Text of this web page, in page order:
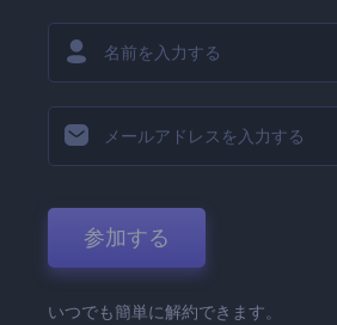
参加する
いつでも簡単に解約できます。